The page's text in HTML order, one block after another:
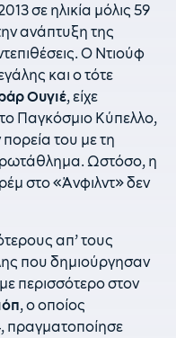
σε ηλικία μόλις 59
ανάπτυξη της
Ο Ντιούφ
και ο τότε
Ουγιέ, είχε
το Παγκόσμιο Κύπελλο,
του με τη
Ωστόσο, η
στο «Άνφιλντ» δεν
απ’ τους
που δημιούργησαν
περισσότερο στον
, ο οποίος
πραγματοποίησε